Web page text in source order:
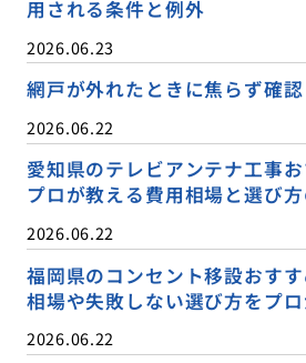
用される条件と例外
2026.06.23
網戸が外れたときに焦らず確
2026.06.22
愛知県のテレビアンテナ工事
プロが教える費用相場と選び
2026.06.22
福岡県のコンセント移設おす
相場や失敗しない選び方をプ
2026.06.22